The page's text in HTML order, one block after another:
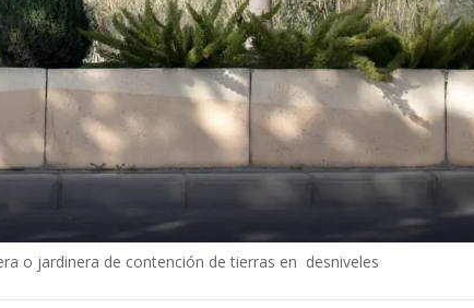
o jardinera de contención de tierras en desniveles